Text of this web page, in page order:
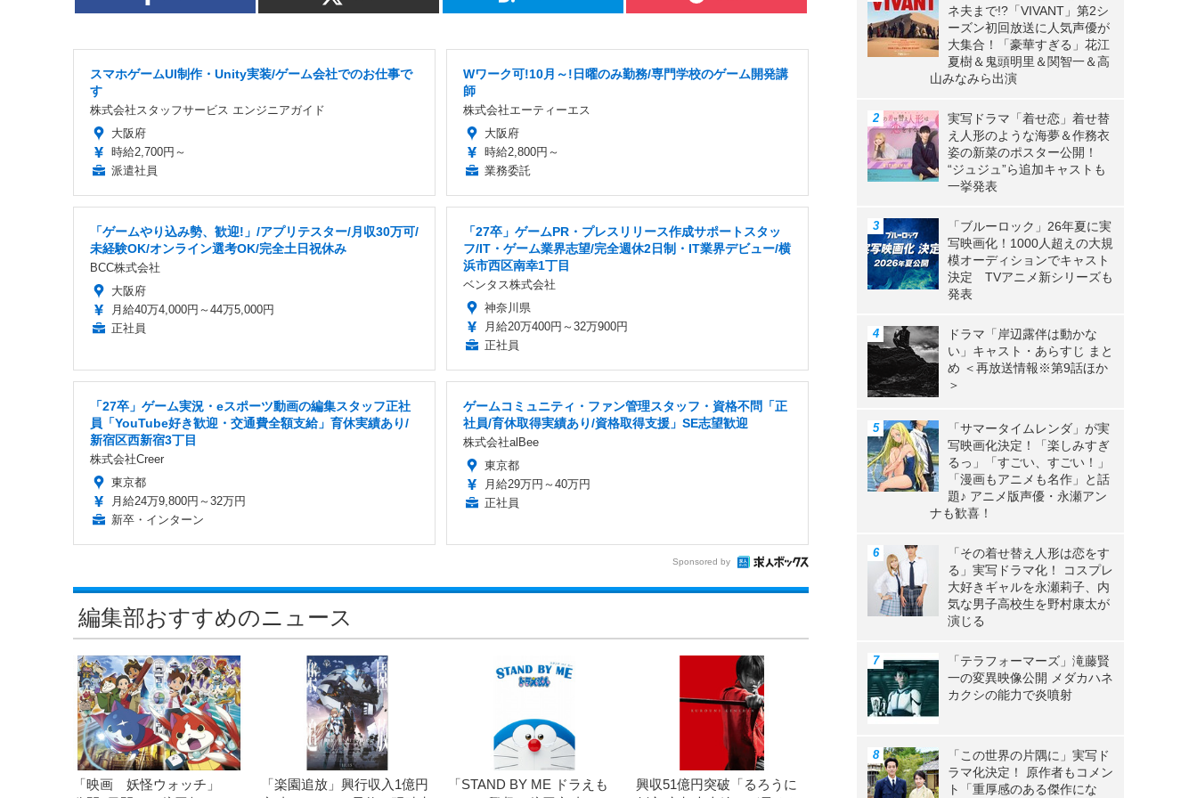
スマホゲームUI制作・Unity実装/ゲーム会社でのお仕事で
す
株式会社スタッフサービス エンジニアガイド
大阪府
時給2,700円～
派遣社員
Wワーク可!10月～!日曜のみ勤務/専門学校のゲーム開発講
師
株式会社エーティーエス
大阪府
時給2,800円～
業務委託
「ゲームやり込み勢、歓迎!」/アプリテスター/月収30万可/
未経験OK/オンライン選考OK/完全土日祝休み
BCC株式会社
大阪府
月給40万4,000円～44万5,000円
正社員
「27卒」ゲームPR・プレスリリース作成サポートスタッ
フ/IT・ゲーム業界志望/完全週休2日制・IT業界デビュー/横
浜市西区南幸1丁目
ベンタス株式会社
神奈川県
月給20万400円～32万900円
正社員
「27卒」ゲーム実況・eスポーツ動画の編集スタッフ正社
員「YouTube好き歓迎・交通費全額支給」育休実績あり/
新宿区西新宿3丁目
株式会社Creer
東京都
月給24万9,800円～32万円
新卒・インターン
ゲームコミュニティ・ファン管理スタッフ・資格不問「正
社員/育休取得実績あり/資格取得支援」SE志望歓迎
株式会社alBee
東京都
月給29万円～40万円
正社員
Sponsored by
編集部おすすめのニュース
「映画 妖怪ウォッチ」
「楽園追放」興行収入1億円
「STAND BY ME ドラえも
興収51億円突破「るろうに
ネ夫まで!?「VIVANT」第2シ
ーズン初回放送に人気声優が
大集合！「豪華すぎる」花江
夏樹＆鬼頭明里＆関智一＆高
山みなみら出演
実写ドラマ「着せ恋」着せ替
え人形のような海夢＆作務衣
姿の新菜のポスター公開！
“ジュジュ”ら追加キャストも
一挙発表
「ブルーロック」26年夏に実
写映画化！1000人超えの大規
模オーディションでキャスト
決定 TVアニメ新シリーズも
発表
ドラマ「岸辺露伴は動かな
い」キャスト・あらすじ まと
め ＜再放送情報※第9話ほか
＞
「サマータイムレンダ」が実
写映画化決定！「楽しみすぎ
るっ」「すごい、すごい！」
「漫画もアニメも名作」と話
題♪ アニメ版声優・永瀬アン
ナも歓喜！
「その着せ替え人形は恋をす
る」実写ドラマ化！ コスプレ
大好きギャルを永瀬莉子、内
気な男子高校生を野村康太が
演じる
「テラフォーマーズ」滝藤賢
一の変異映像公開 メダカハネ
カクシの能力で炎噴射
「この世界の片隅に」実写ド
ラマ化決定！ 原作者もコメン
ト「重厚感のある傑作にな